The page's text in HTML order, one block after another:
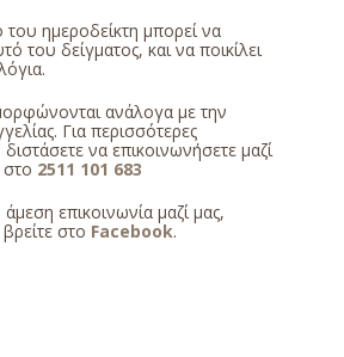
ημεροδείκτη μπορεί να
του δείγματος, και να ποικίλει
ανάλογα με την
Για περισσότερες
να επικοινωνήσετε μαζί
2511 101 683
επικοινωνία μαζί μας,
στο Facebook.